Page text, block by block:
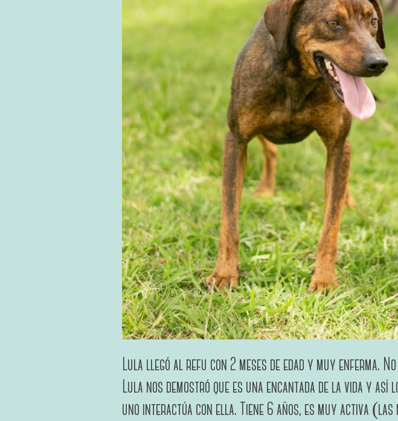
Lula llegó al refu con 2 meses de edad y muy enferma.
Lula nos demostró que es una encantada de la vida y así
uno interactúa con ella. Tiene 6 años, es muy activa (las